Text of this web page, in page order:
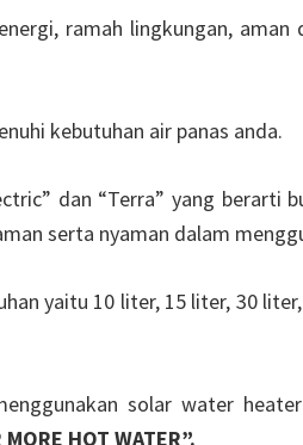
ramah lingkungan, aman
kebutuhan air panas anda.
dan “Terra” yang berarti
serta nyaman dalam
yaitu 10 liter, 15 liter, 30
solar water
HOT WATER”.